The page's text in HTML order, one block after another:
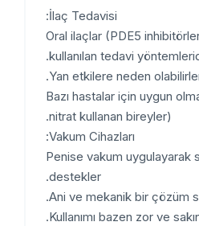
İlaç Tedavisi:
Oral ilaçlar (PDE5
kullanılan tedavi
Yan etkilere neden
Bazı hastalar için
nitrat kullanan bireyler).
Vakum Cihazları:
Penise vakum
destekler.
Ani ve mekanik bir
Kullanımı bazen zor